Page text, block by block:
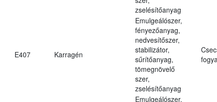
zselésítőanyag
E407 Karragén
Emulgeálószer,
fényezőanyag,
nedvesítőszer,
stabilizátor,
sűrítőanyag,
tömegnövelő
szer,
zselésítőanyag
Emulgeálószer,